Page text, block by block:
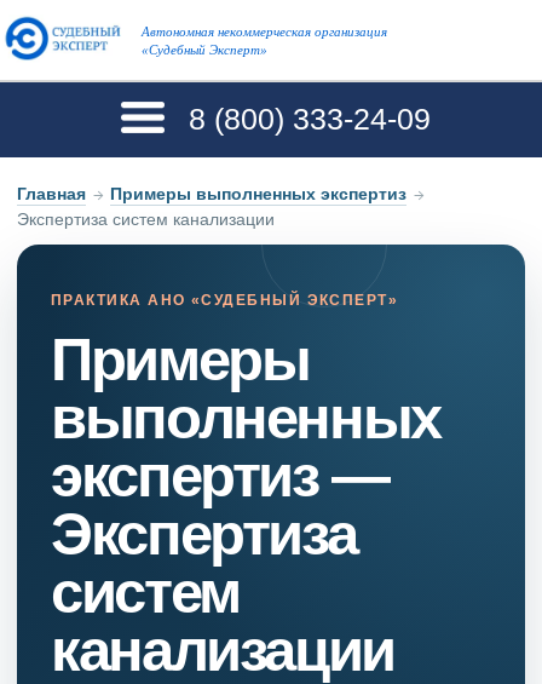
Автономная некоммерческая организация
«Судебный Эксперт»
8 (800) 333-24-09
Главная → Примеры выполненных экспертиз →
Экспертиза систем канализации
ПРАКТИКА АНО «СУДЕБНЫЙ ЭКСПЕРТ»
Примеры
выполненных
экспертиз —
Экспертиза
систем
канализации